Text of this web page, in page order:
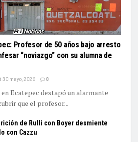
Profesor de 50 años bajo arresto
“noviazgo” con su alumna de
30 mayo, 2026 0
Ecatepec destapó un alarmante
que el profesor...
de Rulli con Boyer desmiente
con Cazzu